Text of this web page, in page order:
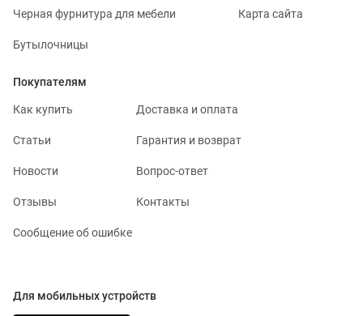
Черная фурнитура для мебели
Бутылочницы
Карта сайта
Покупателям
Как купить Доставка и оплата
Статьи Гарантия и возврат
Новости Вопрос-ответ
Отзывы Контакты
Сообщение об ошибке
Для мобильных устройств